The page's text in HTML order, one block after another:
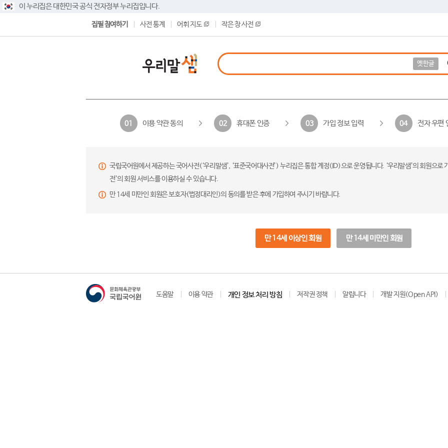
이 누리집은 대한민국 공식 전자정부 누리집입니다.
집필 참여하기 사전 통계 어휘 지도 작은 창 사전
옛한글
01 이용 약관 동의 02 휴대폰 인증 03 가입 정보 입력 04 전자 우편
국립국어원에서 제공하는 국어사전(‘우리말샘’, ‘표준국어대사전’) 누리집은 통합 계정(ID)으로 운영됩니다. ‘우리말샘’의 회원으
전’의 회원 서비스를 이용하실 수 있습니다.
만 14세 미만인 회원은 보호자(법정대리인)의 동의를 받은 후에 가입하여 주시기 바랍니다.
만 14세 이상인 회원 만 14세 미만인 회원
도움말 이용 약관 개인 정보 처리 방침 저작권 정책 알립니다 개발 지원(Open API)